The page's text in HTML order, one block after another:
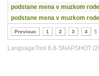
podstane mena v muzkom rode
podstane mena v muzkom rode
Previous 1 2 3 4 5
LanguageTool 6.8-SNAPSHOT